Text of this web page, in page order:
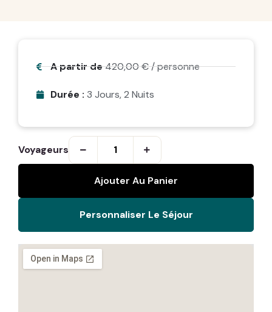
A partir de420,00€/ personne
Durée : 3 Jours, 2 Nuits
Voyageurs
Ajouter Au Panier
Personnaliser Le Séjour